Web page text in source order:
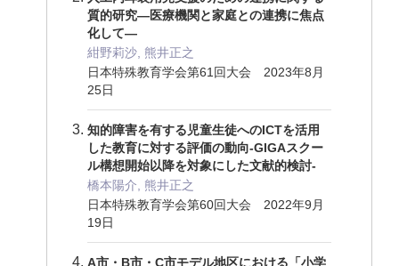
質的研究―医療機関と家庭との連携に焦点
化して―
紺野莉沙, 熊井正之
日本特殊教育学会第61回大会 2023年8月
25日
知的障害を有する児童生徒へのICTを活用
した教育に対する評価の動向-GIGAスクー
ル構想開始以降を対象にした文献的検討-
橋本陽介, 熊井正之
日本特殊教育学会第60回大会 2022年9月
19日
A市・B市・C市モデル地区における「小学